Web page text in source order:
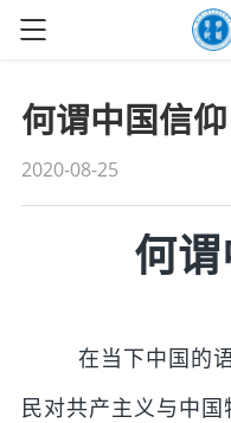
何谓中国信仰
2020-08-25
何
在当下中国的
民对共产主义与中